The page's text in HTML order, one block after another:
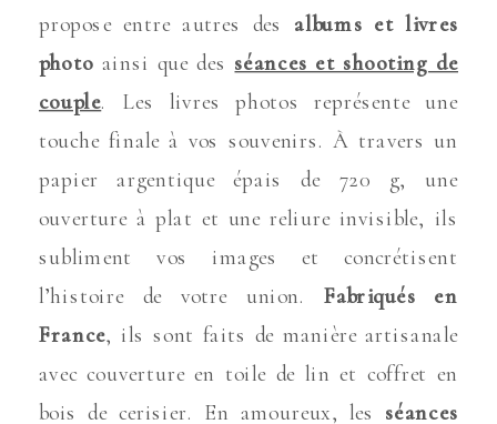
propose entre autres des albums et livres
photo ainsi que des séances et shooting de
couple. Les livres photos représente une
touche finale à vos souvenirs. À travers un
papier argentique épais de 720 g, une
ouverture à plat et une reliure invisible, ils
subliment vos images et concrétisent
l’histoire de votre union. Fabriqués en
France, ils sont faits de manière artisanale
avec couverture en toile de lin et coffret en
bois de cerisier. En amoureux, les séances